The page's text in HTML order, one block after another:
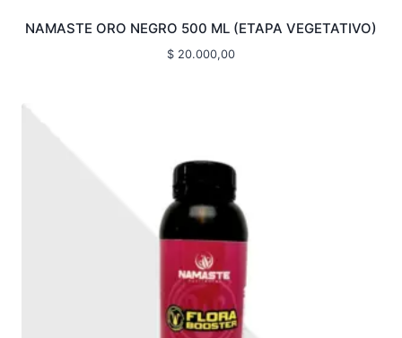
NAMASTE ORO NEGRO 500 ML (ETAPA VEGETATIVO)
$ 20.000,00